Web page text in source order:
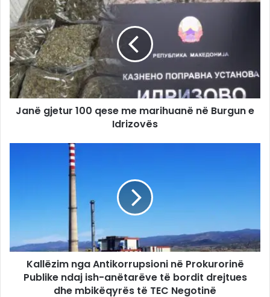
Janë gjetur 100 qese me marihuanë në Burgun e
Idrizovës
Kallëzim nga Antikorrupsioni në Prokurorinë
Publike ndaj ish-anëtarëve të bordit drejtues
dhe mbikëqyrës të TEC Negotinë